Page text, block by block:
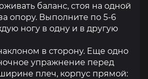
баланс, стоя на одной
опору. Выполните по 5-6
ногу в одну и в другую
в сторону. Еще одно
упражнение перед
плеч, корпус прямой: